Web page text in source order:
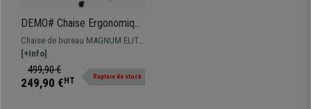
DEMO# Chaise Ergonomique
MAGNUM ELITE, Appui-tête,
Utilisation 8h, Piétement
Métallique, Support
Lombaire, Gris
Chaise de bureau MAGNUM ELITE
: haute qualité, idéale pour un
usage intensif. Elle combine un
design élégant à des finitions et
[+Info]
499,90 €
249,90 € HT Rupture de stock